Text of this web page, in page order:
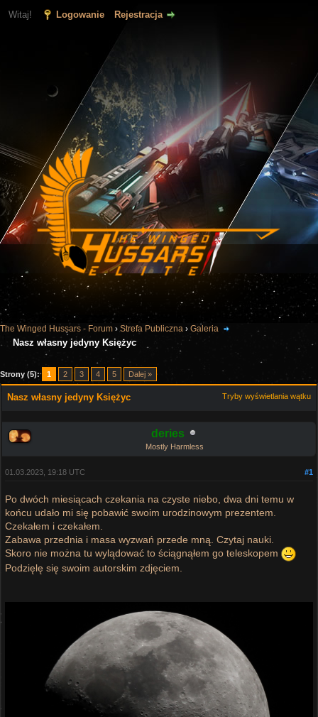
Witaj! Logowanie Rejestracja
The Winged Hussars - Forum ›Strefa Publiczna › Galeria
Nasz własny jedyny Księżyc
Strony (5): 1 2 3 4 5 Dalej »
Tryby wyświetlania wątku
Nasz własny jedyny Księżyc
deries
Mostly Harmless
#1
01.03.2023, 19:18 UTC
Po dwóch miesiącach czekania na czyste niebo, dwa dni temu w
końcu udało mi się pobawić swoim urodzinowym prezentem.
Czekałem i czekałem.
Zabawa przednia i masa wyzwań przede mną. Czytaj nauki.
Skoro nie można tu wylądować to ściągnąłem go teleskopem
Podzięlę się swoim autorskim zdjęciem.